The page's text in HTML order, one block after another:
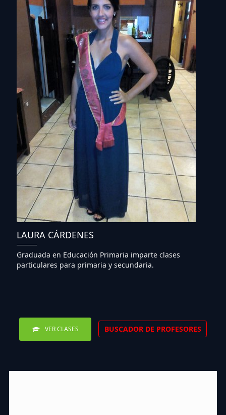
LAURA CÁRDENES
Graduada en Educación Primaria imparte clases
particulares para primaria y secundaria.
VER CLASES BUSCADOR DE PROFESORES